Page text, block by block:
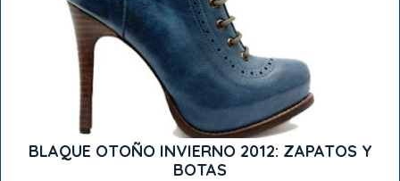
BLAQUE OTOÑO INVIERNO 2012: ZAPATOS Y
BOTAS